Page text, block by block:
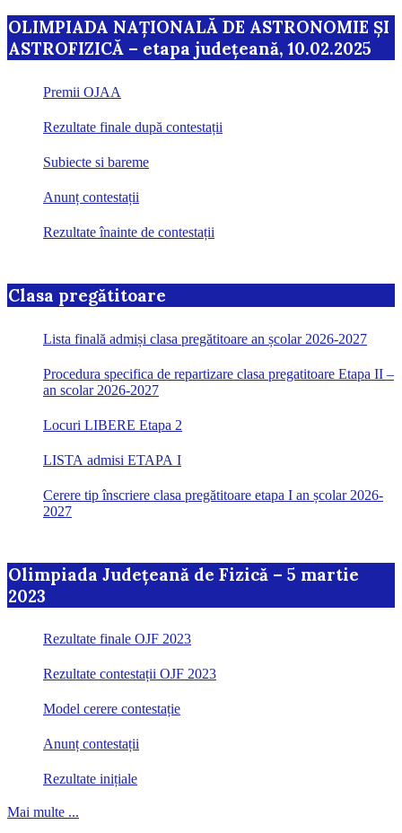
OLIMPIADA NAȚIONALĂ DE ASTRONOMIE ȘI
ASTROFIZICĂ – etapa județeană, 10.02.2025
Premii OJAA
Rezultate finale după contestații
Subiecte si bareme
Anunț contestații
Rezultate înainte de contestații
Clasa pregătitoare
Lista finală admiși clasa pregătitoare an școlar 2026-2027
Procedura specifica de repartizare clasa pregatitoare Etapa II –
an scolar 2026-2027
Locuri LIBERE Etapa 2
LISTA admisi ETAPA I
Cerere tip înscriere clasa pregătitoare etapa I an școlar 2026-
2027
Olimpiada Județeană de Fizică – 5 martie
2023
Rezultate finale OJF 2023
Rezultate contestații OJF 2023
Model cerere contestație
Anunț contestații
Rezultate inițiale
Mai multe ...